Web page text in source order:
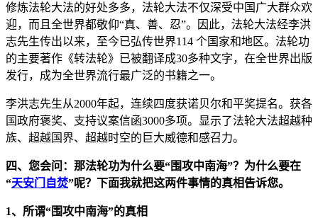
修炼法轮大法的好处多多，法轮大法不仅深受中国广大群众欢
迎，而且全世界都敬仰“真、善、忍”。因此，法轮大法经李洪
志先生传出以来，至今已弘传世界114 个国家和地区。法轮功
的主要著作《转法轮》已被翻译成30多种文字，在全世界出版
发行，成为全世界流行最广泛的书籍之一。
李洪志先生从2000年起，连续四度获诺贝尔和平奖提名。获各
国政府褒奖、支持议案信函3000多项。显示了法轮大法超越种
族、超越国界、超越时空的巨大威德和感召力。
四、您会问：那法轮功为什么要“围攻中南海”？为什么要在
“天安门 自焚”呢？下面我就把这两件事情的真相告诉您。
1、所谓“围攻中南海”的真相